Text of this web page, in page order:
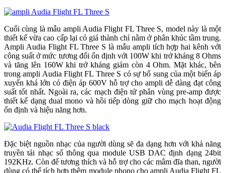
Cuối cùng là mẫu ampli Audia Flight FL Three S, model này là một
thiết kế vừa cao cấp lại có giá thành chỉ nằm ở phân khúc tầm trung.
Ampli Audia Flight FL Three S là mẫu ampli tích hợp hai kênh với
công suất ở mức tương đối ổn định với 100W khi trở kháng 8 Ohms
và tăng lên 160W khi trở kháng giảm còn 4 Ohm. Mặt khác, bên
trong ampli Audia Flight FL Three S có sự bổ sung của một biến áp
xuyến khá lớn có điện áp 600V hỗ trợ cho ampli dễ dàng đạt công
suất tốt nhất. Ngoài ra, các mạch điện tử phân vùng pre-amp được
thiết kế dạng dual mono và hồi tiếp dòng giữ cho mạch hoạt động
ổn định và hiệu năng hơn.
Đặc biệt nguồn nhạc của người dùng sẽ đa dạng hơn với khả năng
truyền tải nhạc số thông qua module USB DAC định dạng 24bit
192KHz. Còn để tương thích và hỗ trợ cho các mâm đĩa than, người
dùng có thể tích hợp thêm module phono cho ampli Audia Flight FL